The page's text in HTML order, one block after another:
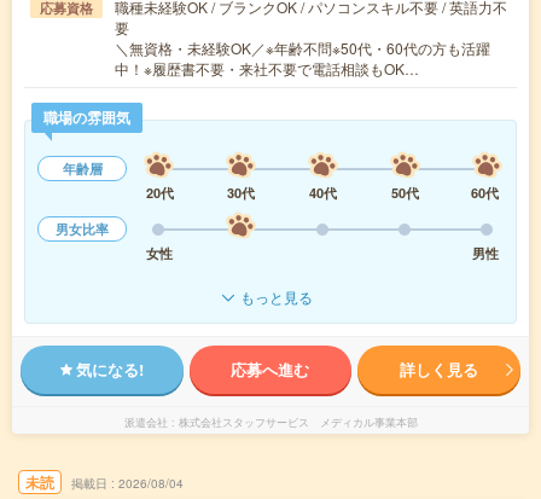
応募資格
職種未経験OK / ブランクOK / パソコンスキル不要 / 英語力不
要
＼無資格・未経験OK／※年齢不問※50代・60代の方も活躍
中！※履歴書不要・来社不要で電話相談もOK…
職場の雰囲気
年齢層
20代
30代 40代 50代
60代
男女比率
女性
男性
もっと見る
気になる! 応募へ進む 詳しく見る
派遣会社 株式会社スタッフサービス メディカル事業本部
未読 掲載日 2026/08/04